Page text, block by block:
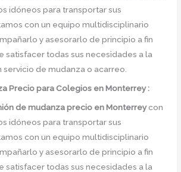
idóneos para transportar sus
con un equipo multidisciplinario
y asesorarlo de principio a fin
satisfacer todas sus necesidades a la
servicio de mudanza o acarreo.
Preciopara Colegios en Monterrey :
de mudanza precio enMonterreycon
idóneos para transportar sus
con un equipo multidisciplinario
y asesorarlo de principio a fin
satisfacer todas sus necesidades a la